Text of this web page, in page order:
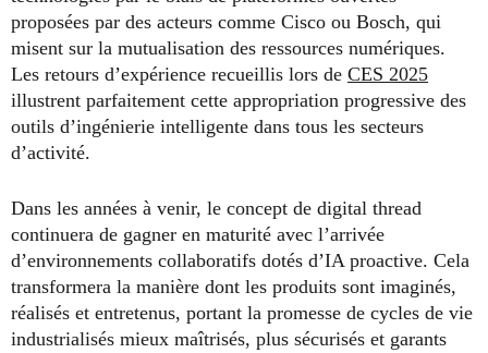
proposées par des acteurs comme Cisco ou Bosch, qui
misent sur la mutualisation des ressources numériques.
Les retours d’expérience recueillis lors de CES 2025
illustrent parfaitement cette appropriation progressive des
outils d’ingénierie intelligente dans tous les secteurs
d’activité.
Dans les années à venir, le concept de digital thread
continuera de gagner en maturité avec l’arrivée
d’environnements collaboratifs dotés d’IA proactive. Cela
transformera la manière dont les produits sont imaginés,
réalisés et entretenus, portant la promesse de cycles de vie
industrialisés mieux maîtrisés, plus sécurisés et garants